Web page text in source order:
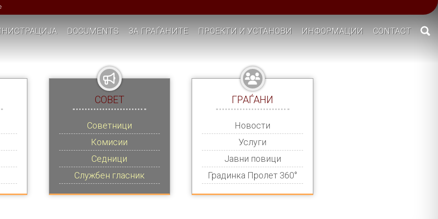
DOCUMENTS ЗА ГРАЃАНИТЕ ПРОЕКТИ И УСТАНОВИ ИНФОРМАЦИИ CONTACT
СОВЕТ
Советници
Комисии
Седници
Службен гласник
ГРАЃАНИ
Новости
Услуги
Јавни повици
Градинка Пролет 360°